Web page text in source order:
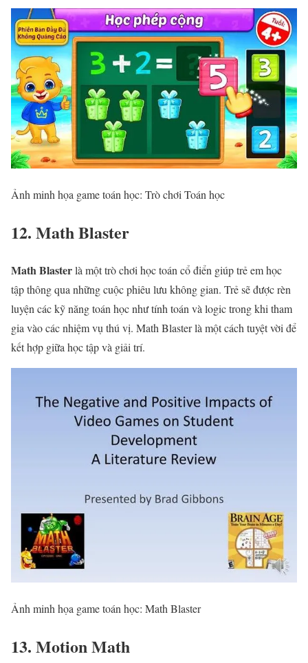
Ảnh minh họa game toán học: Trò chơi Toán học
12. Math Blaster
Math Blasterlà một trò chơi học toán cổ điển giúp trẻ em học
tập thông qua những cuộc phiêu lưu không gian. Trẻ sẽ được rèn
luyện các kỹ năng toán học như tính toán và logic trong khi tham
gia vào các nhiệm vụ thú vị. Math Blaster là một cách tuyệt vời để
kết hợp giữa học tập và giải trí.
Ảnh minh họa game toán học: Math Blaster
13. Motion Math